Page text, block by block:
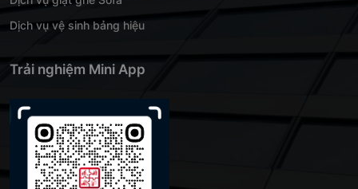
Dịch vụ vệ sinh bảng hiệu
Trải nghiệm Mini App